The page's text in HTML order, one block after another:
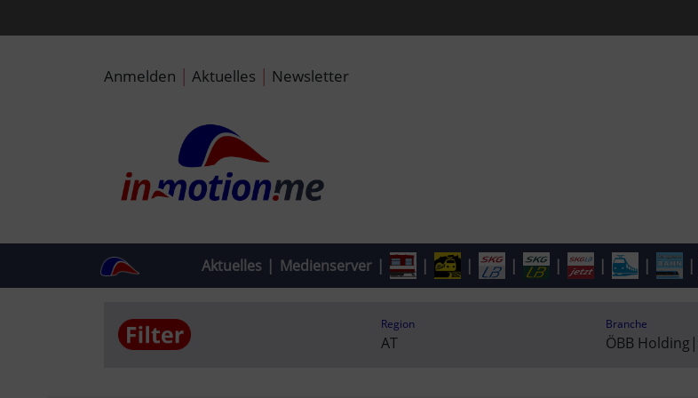
Anmelden | Aktuelles | Newsletter
Aktuelles | Medienserver | | | | | | | |
Region
AT
Branche
ÖBB Holding |